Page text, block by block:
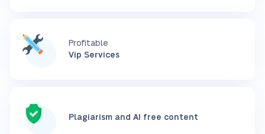
Profitable
Vip Services
Plagiarism and AI free content